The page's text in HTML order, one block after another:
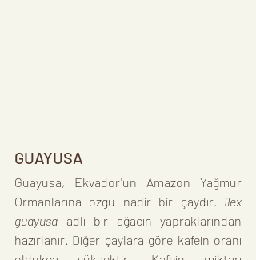
GUAYUSA
Guayusa, Ekvador'un Amazon Yağmur
Ormanlarına özgü nadir bir çaydır. Ilex
guayusa adlı bir ağacın yapraklarından
hazırlanır. Diğer çaylara göre kafein oranı